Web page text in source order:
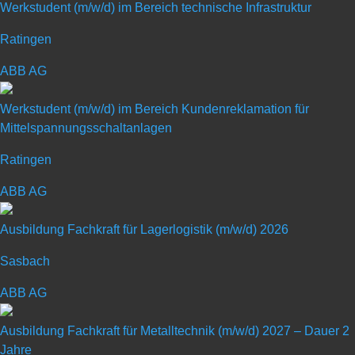
Werkstudent (m/w/d) im Bereich technische Infrastruktur
Ratingen
ABB AG
Werkstudent (m/w/d) im Bereich Kundenreklamation für
Mittelspannungsschaltanlagen
Ratingen
ABB AG
Ausbildung Fachkraft für Lagerlogistik (m/w/d) 2026
Sasbach
ABB AG
Ausbildung Fachkraft für Metalltechnik (m/w/d) 2027 – Dauer 2
Jahre
Allgemeines Schülerpraktikum
im Maschinen- und Anlagenbau